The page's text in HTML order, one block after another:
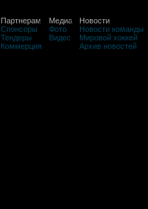
Партнерам
Спонсоры
Тендеры
Коммерция
Медиа
Фото
Видео
Новости
Новости команды
Мировой хоккей
Архив новостей